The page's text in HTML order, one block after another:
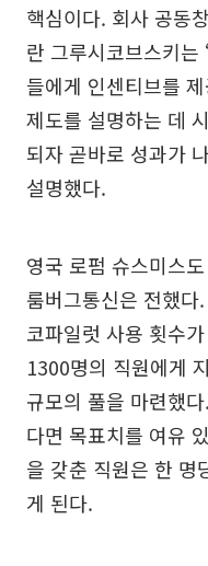
핵심이다. 회사 공동
란 그루시코브스키는
들에게 인센티브를
제도를 설명하는 데
되자 곧바로 성과가
설명했다.
영국 로펌 슈스미스
룸버그통신은 전했
코파일럿 사용 횟수
1300명의 직원에게
규모의 풀을 마련했
다면 목표치를 여유
을 갖춘 직원은 한 명
게 된다.